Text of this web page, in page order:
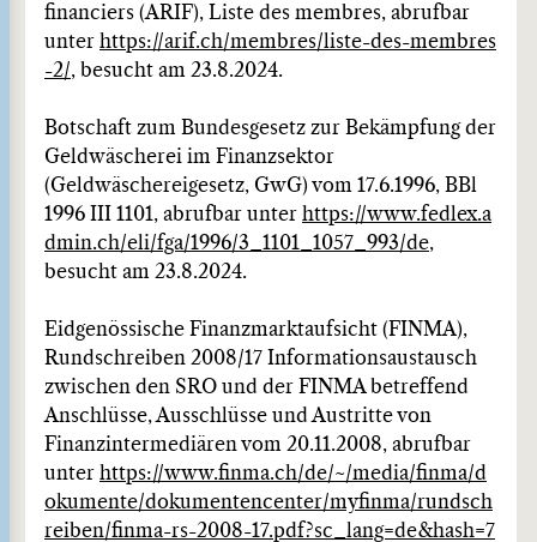
financiers (ARIF), Liste des membres, abrufbar
unter https://arif.ch/membres/liste-des-membres
-2/, besucht am 23.8.2024.
Botschaft zum Bundesgesetz zur Bekämpfung der
Geldwäscherei im Finanzsektor
(Geldwäschereigesetz, GwG) vom 17.6.1996, BBl
1996 III 1101, abrufbar unter https://www.fedlex.a
dmin.ch/eli/fga/1996/3_1101_1057_993/de,
besucht am 23.8.2024.
Eidgenössische Finanzmarktaufsicht (FINMA),
Rundschreiben 2008/17 Informationsaustausch
zwischen den SRO und der FINMA betreffend
Anschlüsse, Ausschlüsse und Austritte von
Finanzintermediären vom 20.11.2008, abrufbar
unter https://www.finma.ch/de/~/media/finma/d
okumente/dokumentencenter/myfinma/rundsch
reiben/finma-rs-2008-17.pdf?sc_lang=de&hash=7